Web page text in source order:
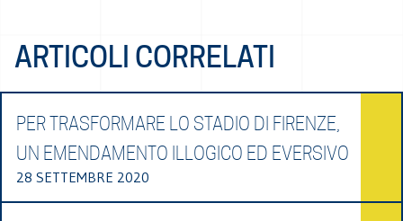
ARTICOLI CORRELATI
PER TRASFORMARE LO STADIO DI FIRENZE,
UN EMENDAMENTO ILLOGICO ED EVERSIVO
28 SETTEMBRE 2020